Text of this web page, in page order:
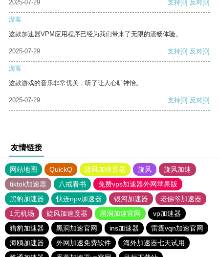
2025-07-29
支持[0] 反对[0]
游客
这款加速器VPM应用程序已经为我们带来了无限的流畅体验。
2025-07-29 支持[0] 反对[0]
游客
这款游戏的音乐非常优美，听了让人心旷神怡。
2025-07-29 支持[0] 反对[0]
友情链接
网站地图 QuickQ 旋风加速度器 旋风
旋风加速
tiktok加速器
八戒看书
免费vps加速器外网苹果版
黑豹加速器
快连npv加速器 银河加速器
老佛爷加速器
1元机场
旋风加速度器 黑洞加速官网
vp加速器
猎豹加速器
黑洞加速官网 ins加速器
雷霆vqn加速官网
海鸥加速器
外网加速免费软件
海外加速器七天试用